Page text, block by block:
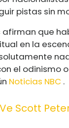
pistas sin
afirman que
en la
el odinismo
Noticias NBC .
Scott